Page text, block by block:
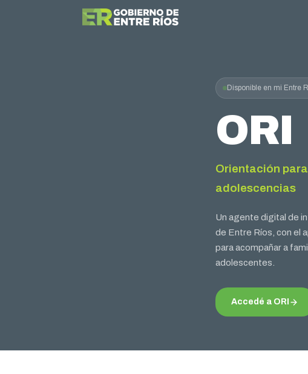
Disponible en mi Entre
ORI
Orientación
adolescencias
Un agente digital de
de Entre Ríos, con el
para acompañar a
adolescentes.
Accedé a ORI